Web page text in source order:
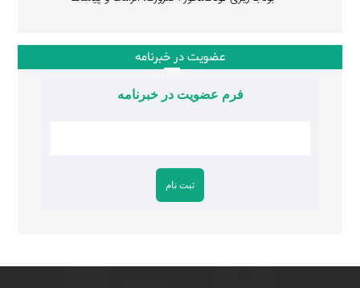
عضویت در خبرنامه
فرم عضویت در خبرنامه